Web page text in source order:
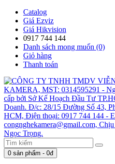
Catalog
Giá Ezviz
Giá Hikvision
0917 744 144
Danh sách mong muốn (0)
Giỏ hàng
Thanh toán
0 sản phẩm - 0đ